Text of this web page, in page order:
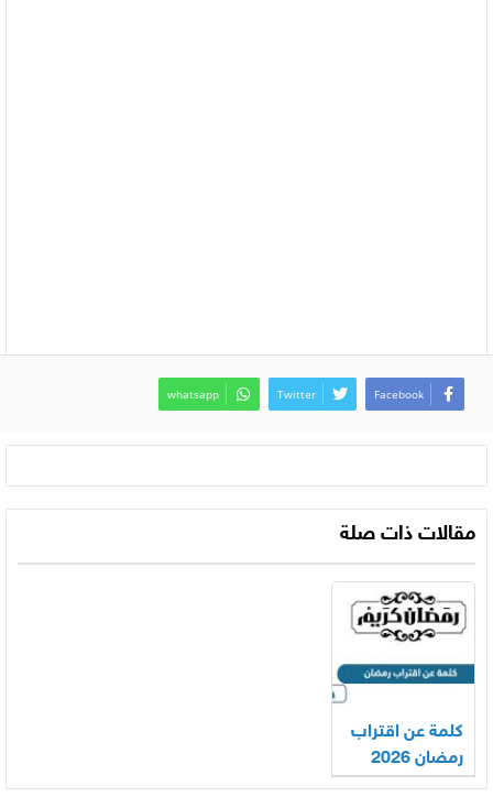
Facebook
Twitter
whatsapp
مقالات ذات صلة
كلمة عن اقتراب
رمضان 2026